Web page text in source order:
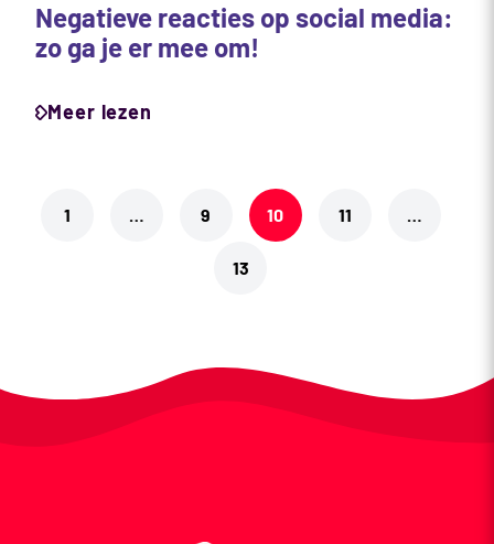
Negatieve reacties op social media:
zo ga je er mee om!
Meer lezen
1 … 9 10 11 …
13